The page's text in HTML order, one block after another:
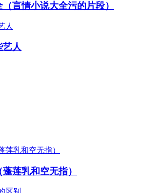
言情小说大全污的片段）
艺人
莲乳和空无指）